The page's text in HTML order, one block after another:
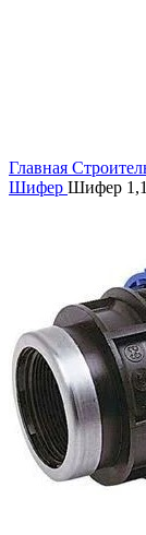
Главная
Шифер Шифер